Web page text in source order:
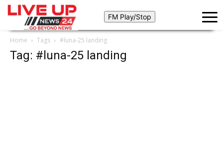
Home Tags #luna-25 landing
Tag: #luna-25 landing